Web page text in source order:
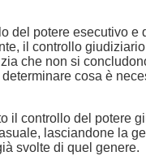
del potere esecutivo e
il controllo
che non si
cosa è
il controllo del potere
lasciandone la
svolte di quel genere.